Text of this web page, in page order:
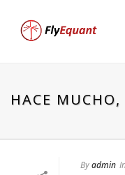
HACE
Byadmin